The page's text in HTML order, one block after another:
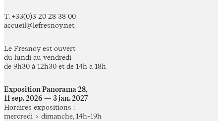
T. +33(0)3 20 28 38 00
accueil@lefresnoy.net
Le Fresnoy est ouvert
du lundi au vendredi
de 9h30 à 12h30 et de 14h à 18h
Exposition Panorama 28,
11 sep. 2026 — 3 jan. 2027
Horaires expositions :
mercredi > dimanche, 14h-19h